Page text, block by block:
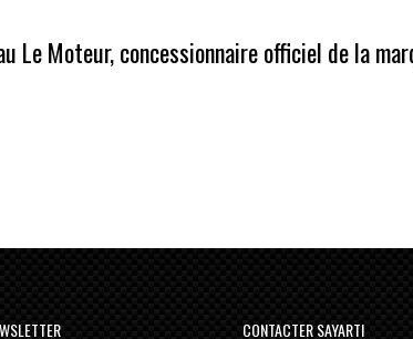
Le Moteur, concessionnaire officiel de la
CONTACTER SAYARTI